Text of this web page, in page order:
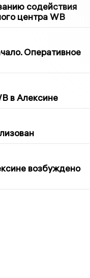
содействия
центра WB
Оперативное
в Алексине
возбуждено